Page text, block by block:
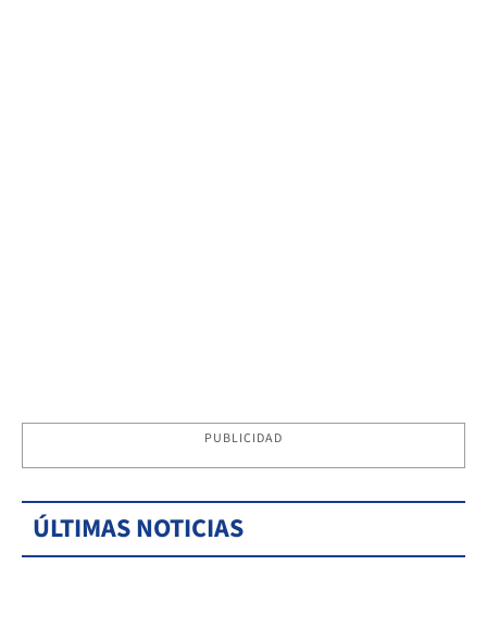
PUBLICIDAD
ÚLTIMAS NOTICIAS